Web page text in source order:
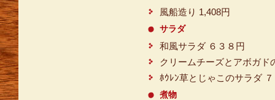
風船造り 1,408円
サラダ
和風サラダ ６３８円
クリームチーズとアボガド
ﾎｳﾚﾝ草とじゃこのサラダ
煮物